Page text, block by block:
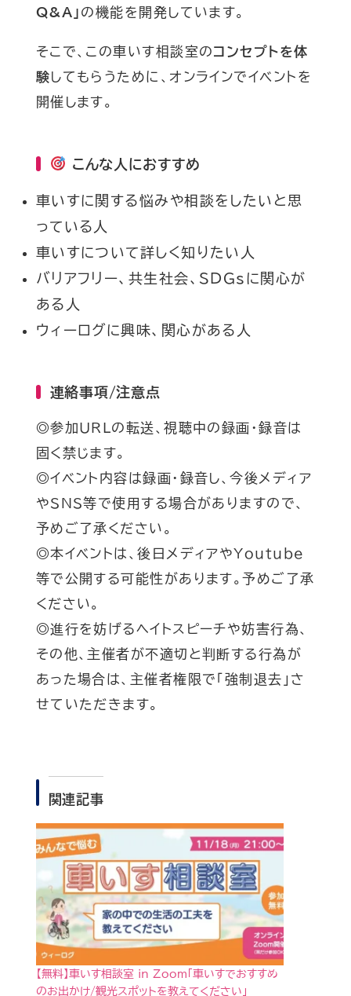
Q&A」 の機能を開発しています。
そこで、この車いす相談室のコンセプトを体
験してもらうために、オンラインでイベントを
開催します。
こんな人におすすめ
車いすに関する悩みや相談をしたいと思
っている人
車いすについて詳しく知りたい人
バリアフリー、共生社会、SDGsに関心が
ある人
ウィーログに興味、関心がある人
連絡事項/注意点
◎参加URLの転送、視聴中の録画・録音は
固く禁じます。
◎イベント内容は録画・録音し、今後メディア
やSNS等で使用する場合がありますので、
予めご了承ください。
◎本イベントは、後日メディアやYoutube
等で公開する可能性があります。予めご了承
ください。
◎進行を妨げるヘイトスピーチや妨害行為、
その他、主催者が不適切と判断する行為が
あった場合は、主催者権限で「強制退去」さ
せていただきます。
関連記事
【無料】車いす相談室 in Zoom「車いすでおすすめ
のお出かけ/観光スポットを教えてください」